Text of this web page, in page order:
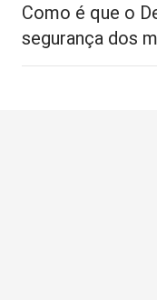
Como é que o
segurança dos